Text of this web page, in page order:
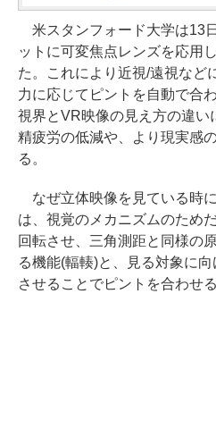
米スタンフォード大学は13
ットに可変焦点レンズを応用
た。これにより近視/遠視など
力に応じてピントを自動で合
視界とVR映像の見え方の違い
精疲労の低減や、より現実感
る。
なぜ立体映像を見ている時
は、視覚のメカニズムのため
回転させ、三角測距と同様の
る機能(輻輳)と、見る対象に
させることでピントを合わせ